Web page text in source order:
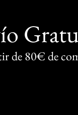
de 80€ de